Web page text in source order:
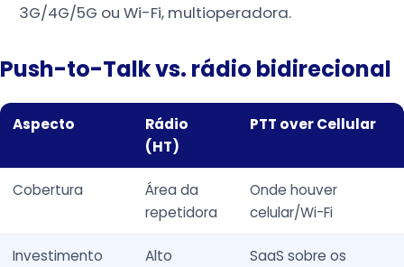
3G/4G/5G ou Wi-Fi, multioperadora.
Push-to-Talk vs. rádio bidirecional
Aspecto
Rádio
(HT)
PTT over Cellular
Cobertura
Área da
repetidora
Onde houver
celular/Wi-Fi
Investimento
Alto
SaaS sobre os